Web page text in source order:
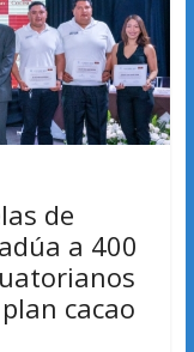
de
a 400
cacao